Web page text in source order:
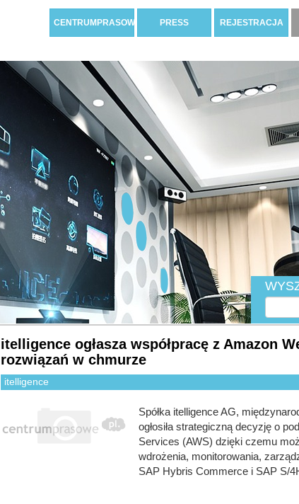
CENTRUMPRASOWE PRESS REJESTRACJA
itelligence ogłasza współpracę z Amazon
rozwiązań w chmurze
itelligence
Spółka itelligence AG,
ogłosiła strategiczną decyzję o
Services (AWS) dzięki czemu
wdrożenia, monitorowania,
SAP Hybris Commerce i SAP S/